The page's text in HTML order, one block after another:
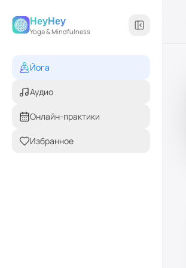
HeyHey
Yoga & Mindfulness
Йога
Аудио
Онлайн-практики
Избранное